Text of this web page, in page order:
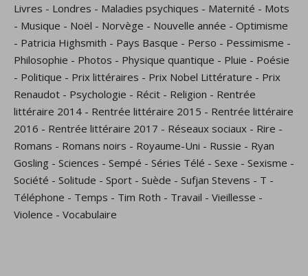
Livres - Londres - Maladies psychiques - Maternité - Mots
- Musique - Noël - Norvège - Nouvelle année - Optimisme
- Patricia Highsmith - Pays Basque - Perso - Pessimisme -
Philosophie - Photos - Physique quantique - Pluie - Poésie
- Politique - Prix littéraires - Prix Nobel Littérature - Prix
Renaudot - Psychologie - Récit - Religion - Rentrée
littéraire 2014 - Rentrée littéraire 2015 - Rentrée littéraire
2016 - Rentrée littéraire 2017 - Réseaux sociaux - Rire -
Romans - Romans noirs - Royaume-Uni - Russie - Ryan
Gosling - Sciences - Sempé - Séries Télé - Sexe - Sexisme -
Société - Solitude - Sport - Suède - Sufjan Stevens - T -
Téléphone - Temps - Tim Roth - Travail - Vieillesse -
Violence - Vocabulaire